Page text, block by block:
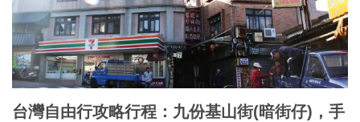
台灣自由行攻略行程：九份基山街(暗街仔)，手